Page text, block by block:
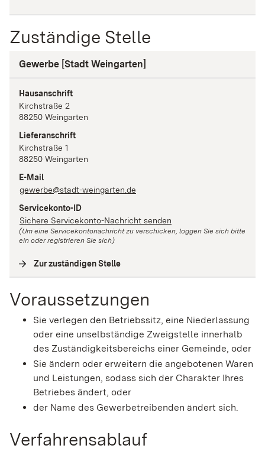
Zuständige Stelle
Gewerbe [Stadt Weingarten]
Hausanschrift
Kirchstraße 2
88250 Weingarten
Lieferanschrift
Kirchstraße 1
88250 Weingarten
E-Mail
gewerbe@stadt-weingarten.de
Servicekonto-ID
Sichere Servicekonto-Nachricht senden
(Um eine Servicekontonachricht zu verschicken, loggen Sie sich bitte
ein oder registrieren Sie sich)
Zur zuständigen Stelle
Voraussetzungen
Sie verlegen den Betriebssitz, eine Niederlassung
oder eine unselbständige Zweigstelle innerhalb
des Zuständigkeitsbereichs einer Gemeinde, oder
Sie ändern oder erweitern die angebotenen Waren
und Leistungen, sodass sich der Charakter Ihres
Betriebes ändert, oder
der Name des Gewerbetreibenden ändert sich.
Verfahrensablauf